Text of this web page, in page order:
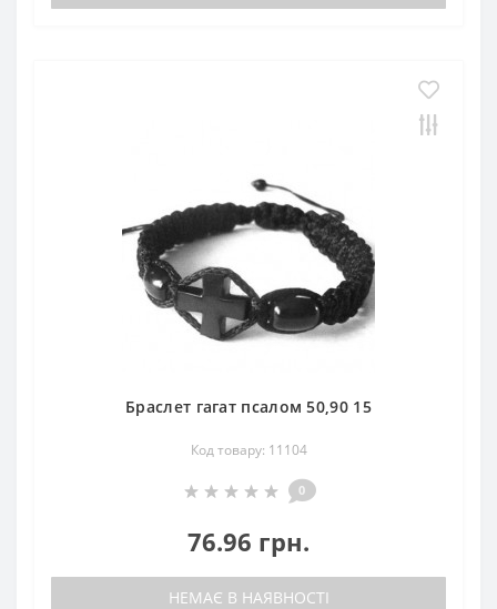
Браслет гагат псалом 50,90 15
Код товару: 11104
0
76.96 грн.
НЕМАЄ В НАЯВНОСТІ